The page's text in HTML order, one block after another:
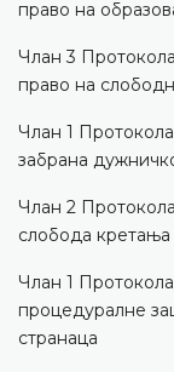
право на
Члан 3
право на
Члан 1
забрана
Члан 2
слобода кретања
Члан 1
процедуралне
странаца